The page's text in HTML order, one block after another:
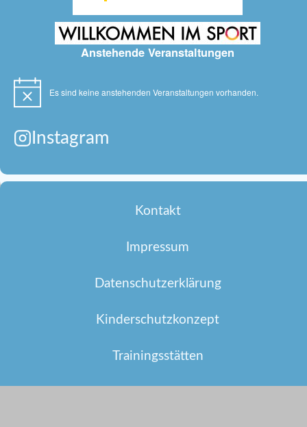
Anstehende Veranstaltungen
Hinweis Es sind keine anstehenden Veranstaltungen vorhanden.
Instagram
Kontakt
Impressum
Datenschutzerklärung
Kinderschutzkonzept
Trainingsstätten